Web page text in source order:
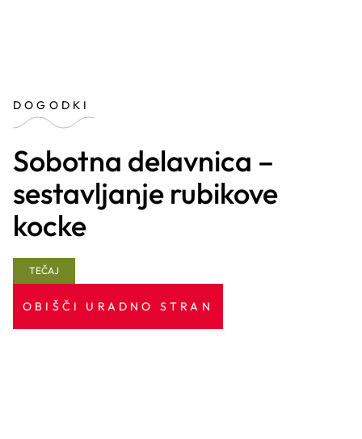
DOGODKI
Sobotna delavnica –
sestavljanje rubikove
kocke
TEČAJ
OBIŠČI URADNO STRAN